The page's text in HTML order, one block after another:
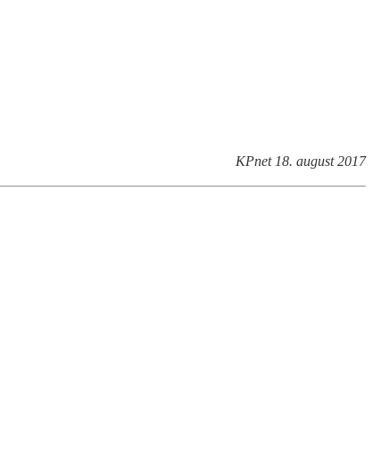
KPnet 18. august 2017